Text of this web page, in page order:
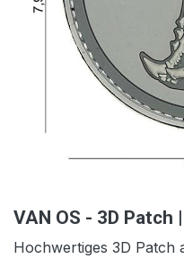
VAN OS - 3D
Hochwertiges 3D Patch